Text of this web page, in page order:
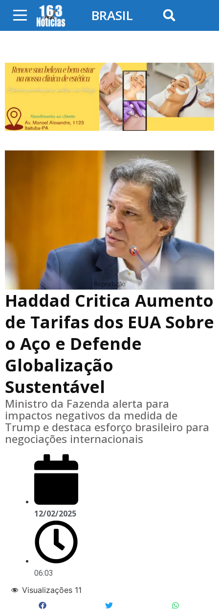
BRASIL
Reprodução
Haddad Critica Aumento
de Tarifas dos EUA Sobre
o Aço e Defende
Globalização
Sustentável
Ministro da Fazenda alerta para
impactos negativos da medida de
Trump e destaca esforço brasileiro para
negociações internacionais
12/02/2025
06:03
Visualizações 11